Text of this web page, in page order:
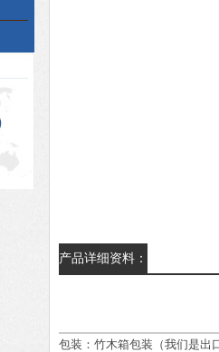
产品详细资料：
包装：竹木箱包装（我们是出